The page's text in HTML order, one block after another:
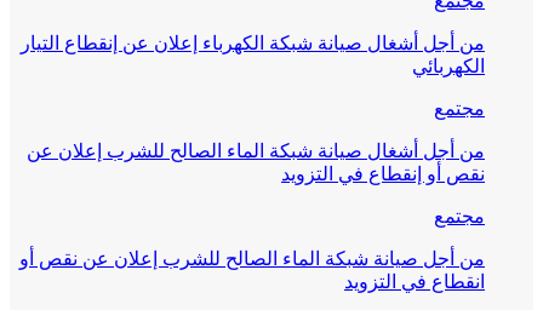
من أجل أشغال صيانة شبكة الكهرباء إعلان عن إنقطاع التيار
الكهربائي
مجتمع
من أجل أشغال صيانة شبكة الماء الصالح للشرب إعلان عن
نقص أو إنقطاع في التزويد
مجتمع
من أجل صيانة شبكة الماء الصالح للشرب إعلان عن نقص أو
انقطاع في التزويد